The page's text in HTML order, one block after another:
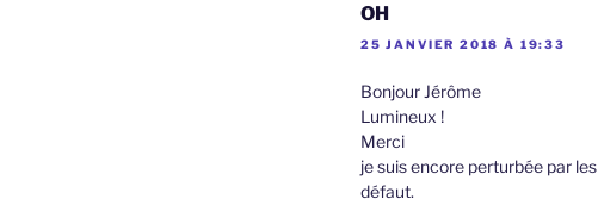
OH
25 JANVIER 2018 À 19:33
Bonjour Jérôme
Lumineux !
Merci
je suis encore perturbée par
défaut.